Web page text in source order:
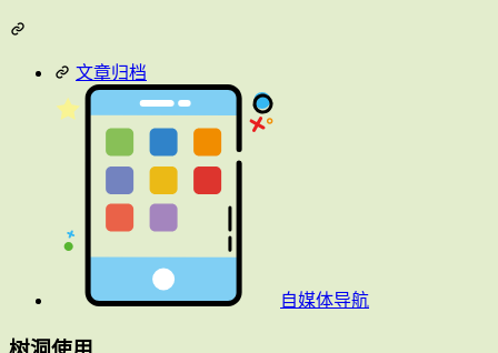
文章归档
自媒体导航